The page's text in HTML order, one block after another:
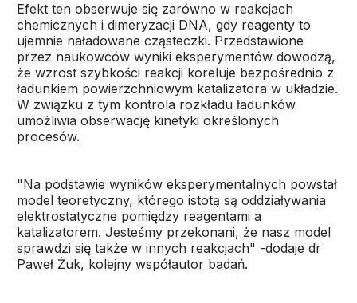
Efekt ten obserwuje się zarówno w reakcjach
chemicznych i dimeryzacji DNA, gdy reagenty to
ujemnie naładowane cząsteczki. Przedstawione
przez naukowców wyniki eksperymentów dowodzą,
że wzrost szybkości reakcji koreluje bezpośrednio z
ładunkiem powierzchniowym katalizatora w układzie.
W związku z tym kontrola rozkładu ładunków
umożliwia obserwację kinetyki określonych
procesów.
"Na podstawie wyników eksperymentalnych powstał
model teoretyczny, którego istotą są oddziaływania
elektrostatyczne pomiędzy reagentami a
katalizatorem. Jesteśmy przekonani, że nasz model
sprawdzi się także w innych reakcjach" -dodaje dr
Paweł Żuk, kolejny współautor badań.